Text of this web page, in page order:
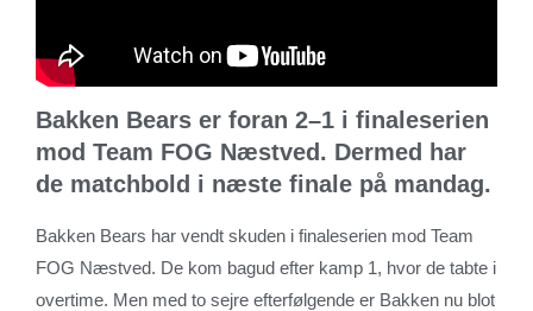
Bakken Bears er foran 2–1 i finaleserien
mod Team FOG Næstved. Dermed har
de matchbold i næste finale på mandag.
Bakken Bears har vendt skuden i finaleserien mod Team
FOG Næstved. De kom bagud efter kamp 1, hvor de tabte i
overtime. Men med to sejre efterfølgende er Bakken nu blot